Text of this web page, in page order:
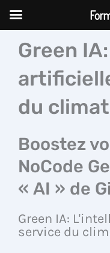
Aller
contenuGreen
du climat
Boostez
NoCode
« AI » de
Green IA:
service du